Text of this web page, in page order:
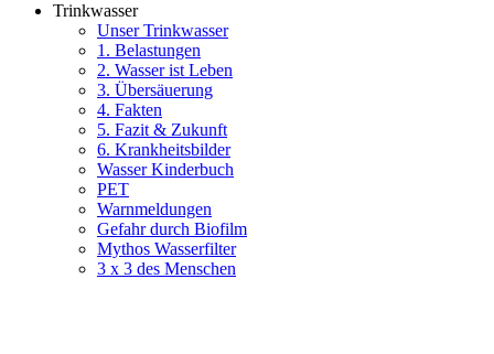
Trinkwasser
Unser Trinkwasser
1. Belastungen
2. Wasser ist Leben
3. Übersäuerung
4. Fakten
5. Fazit & Zukunft
6. Krankheitsbilder
Wasser Kinderbuch
PET
Warnmeldungen
Gefahr durch Biofilm
Mythos Wasserfilter
3 x 3 des Menschen